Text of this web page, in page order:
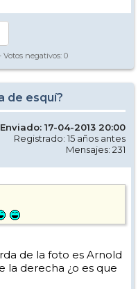
Votos negativos: 0
de esquí?
Enviado: 17-04-2013 20:00
Registrado: 15 años antes
Mensajes: 231
de la foto es Arnold
la derecha ¿o es que